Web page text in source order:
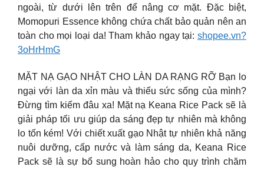
ngoài, từ dưới lên trên để nâng cơ mặt. Đặc biệt,
Momopuri Essence không chứa chất bảo quản nên an
toàn cho mọi loại da! Tham khảo ngay tại: shopee.vn?
3oHrHmG
MẶT NẠ GẠO NHẬT CHO LÀN DA RẠNG RỠ Bạn lo
ngại với làn da xỉn màu và thiếu sức sống của mình?
Đừng tìm kiếm đâu xa! Mặt nạ Keana Rice Pack sẽ là
giải pháp tối ưu giúp da sáng đẹp tự nhiên mà không
lo tốn kém! Với chiết xuất gạo Nhật tự nhiên khả năng
nuôi dưỡng, cấp nước và làm sáng da, Keana Rice
Pack sẽ là sự bổ sung hoàn hảo cho quy trình chăm